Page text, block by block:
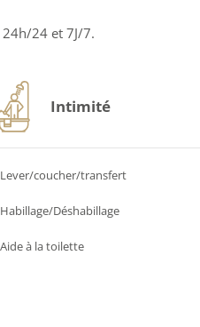
24 et 7J/7.
Intimité
Lever/coucher/transfert
Habillage/Déshabillage
Aide à la toilette